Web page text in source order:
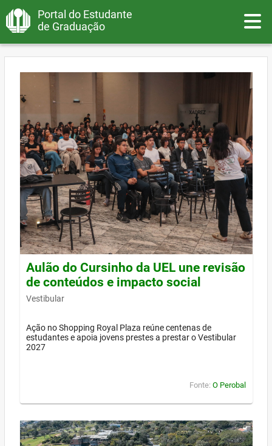
Portal do Estudante
de Graduação
Aulão do Cursinho da UEL une revisão
de conteúdos e impacto social
Vestibular
Ação no Shopping Royal Plaza reúne centenas de
estudantes e apoia jovens prestes a prestar o Vestibular
2027
Fonte: O Perobal